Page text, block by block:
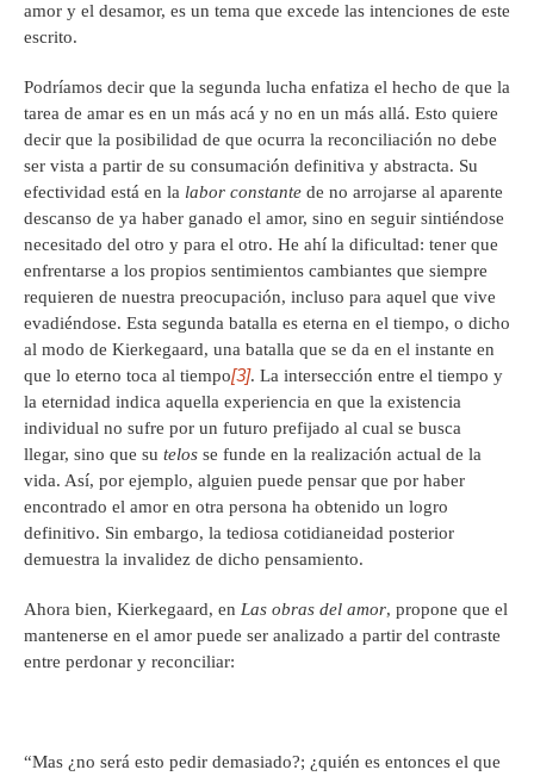
amor y el desamor, es un tema que excede las intenciones de este
escrito.
Podríamos decir que la segunda lucha enfatiza el hecho de que la
tarea de amar es en un más acá y no en un más allá. Esto quiere
decir que la posibilidad de que ocurra la reconciliación no debe
ser vista a partir de su consumación definitiva y abstracta. Su
efectividad está en la labor constante de no arrojarse al aparente
descanso de ya haber ganado el amor, sino en seguir sintiéndose
necesitado del otro y para el otro. He ahí la dificultad: tener que
enfrentarse a los propios sentimientos cambiantes que siempre
requieren de nuestra preocupación, incluso para aquel que vive
evadiéndose. Esta segunda batalla es eterna en el tiempo, o dicho
al modo de Kierkegaard, una batalla que se da en el instante en
que lo eterno toca al tiempo[3]. La intersección entre el tiempo y
la eternidad indica aquella experiencia en que la existencia
individual no sufre por un futuro prefijado al cual se busca
llegar, sino que su telos se funde en la realización actual de la
vida. Así, por ejemplo, alguien puede pensar que por haber
encontrado el amor en otra persona ha obtenido un logro
definitivo. Sin embargo, la tediosa cotidianeidad posterior
demuestra la invalidez de dicho pensamiento.
Ahora bien, Kierkegaard, en Las obras del amor, propone que el
mantenerse en el amor puede ser analizado a partir del contraste
entre perdonar y reconciliar:
“Mas ¿no será esto pedir demasiado?; ¿quién es entonces el que